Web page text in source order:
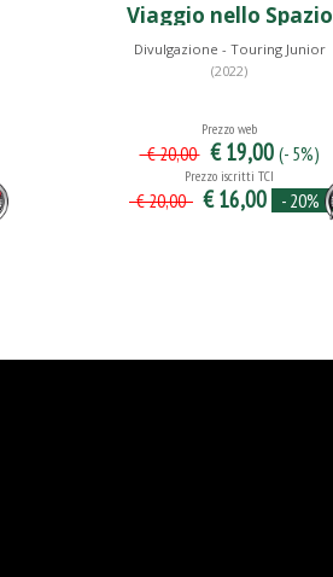
Viaggio nello Spazio
Divulgazione - Touring Junior
(2022)
Prezzo web
€ 20,00 € 19,00 (- 5%)
Prezzo iscritti TCI
€ 20,00 € 16,00 - 20%